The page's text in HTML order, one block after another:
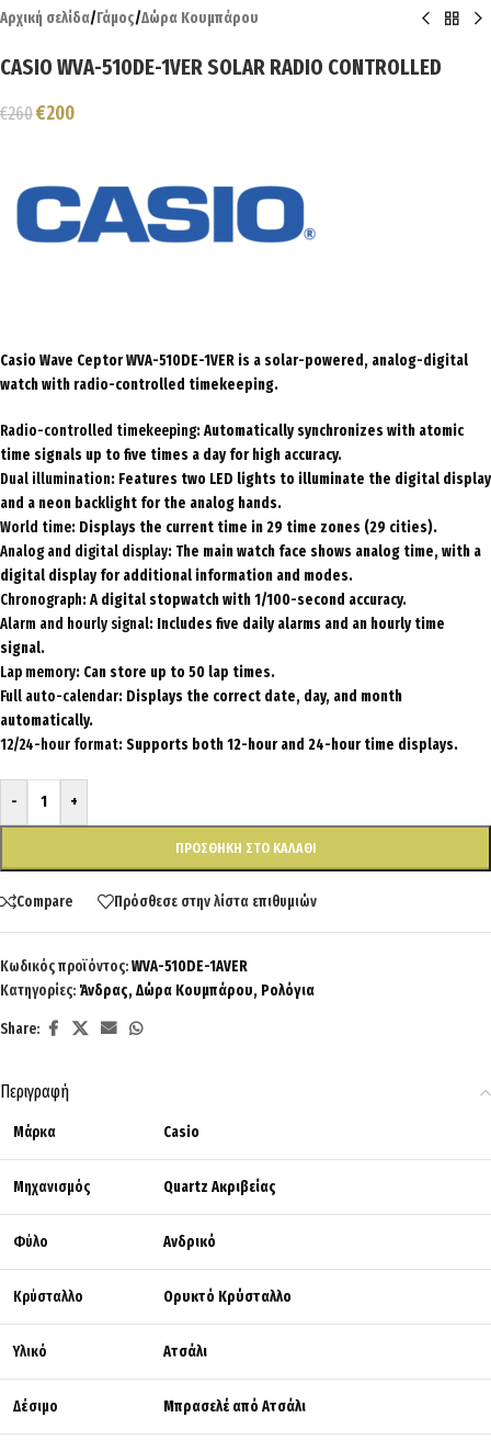
Αρχική σελίδα/Γάμος/Δώρα Κουμπάρου
CASIO WVA-510DE-1VER SOLAR RADIO CONTROLLED
€260€200
Casio Wave Ceptor WVA-510DE-1VER is a solar-powered, analog-digital
watch with radio-controlled timekeeping.
Radio-controlled timekeeping: Automatically synchronizes with atomic
time signals up to five times a day for high accuracy.
Dual illumination: Features two LED lights to illuminate the digital display
and a neon backlight for the analog hands.
World time: Displays the current time in 29 time zones (29 cities).
Analog and digital display: The main watch face shows analog time, with a
digital display for additional information and modes.
Chronograph: A digital stopwatch with 1/100-second accuracy.
Alarm and hourly signal: Includes five daily alarms and an hourly time
signal.
Lap memory: Can store up to 50 lap times.
Full auto-calendar: Displays the correct date, day, and month
automatically.
12/24-hour format: Supports both 12-hour and 24-hour time displays.
- +
ΠΡΟΣΘΉΚΗ ΣΤΟ ΚΑΛΆΘΙ
Compare Πρόσθεσε στην λίστα επιθυμιών
Κωδικός προϊόντος:WVA-510DE-1AVER
Κατηγορίες: Άνδρας,Δώρα Κουμπάρου, Ρολόγια
Share:
Περιγραφή
Μάρκα Casio
Μηχανισμός Quartz Ακριβείας
Φύλο Ανδρικό
Κρύσταλλο Ορυκτό Κρύσταλλο
Υλικό Ατσάλι
Δέσιμο Μπρασελέ από Ατσάλι